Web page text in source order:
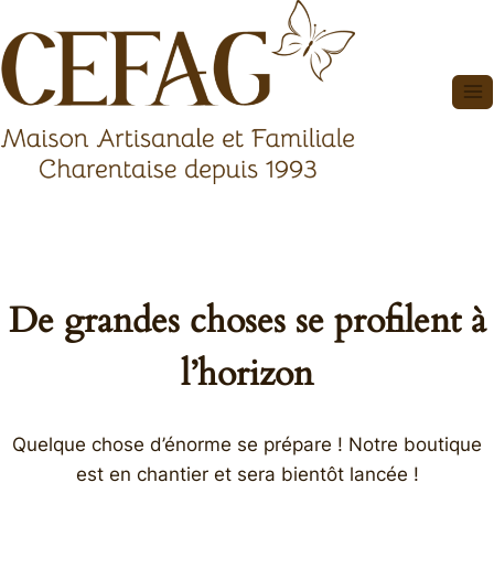
au
contenu
De grandes choses se profilent à
l’horizon
Quelque chose d’énorme se prépare ! Notre boutique
est en chantier et sera bientôt lancée !